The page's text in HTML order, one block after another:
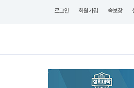
로그인 회원가입 속보창